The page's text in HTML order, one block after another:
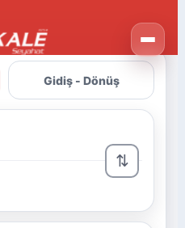
Gidiş - Dönüş
⇅